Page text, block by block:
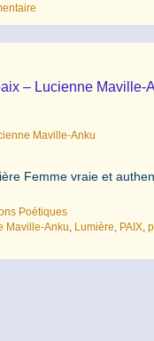
– Lucienne Maville-
Maville-Anku
Femme vraie et
Poétiques
Maville-Anku, Lumière, PAIX,